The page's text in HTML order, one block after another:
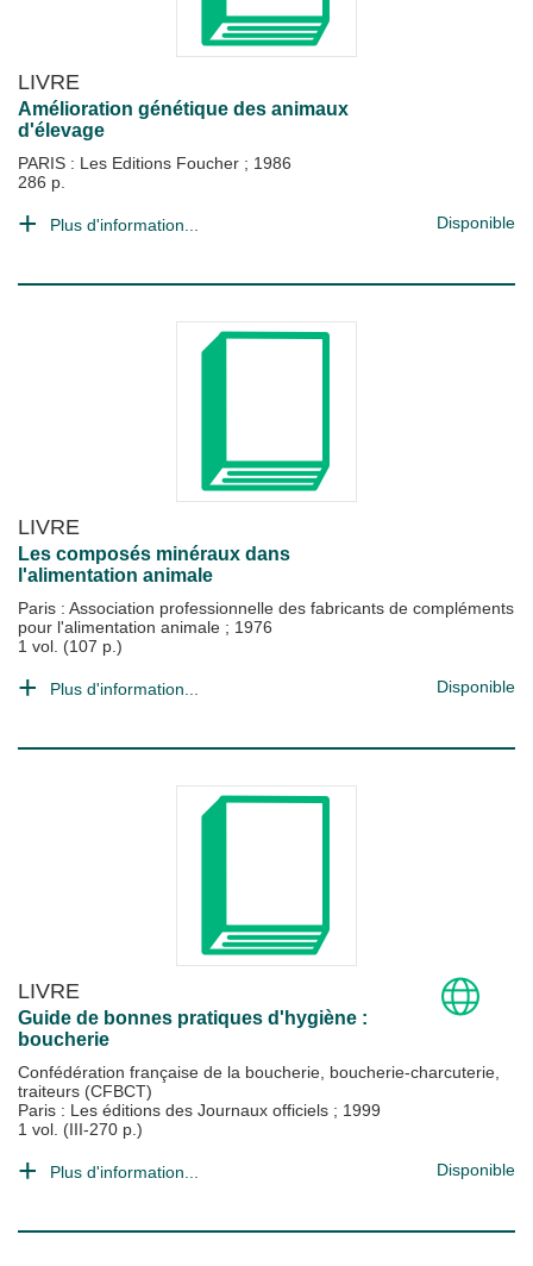
LIVRE
Amélioration génétique des animaux
d'élevage
PARIS : Les Editions Foucher ; 1986
286 p.
Plus d'information... Disponible
LIVRE
Les composés minéraux dans
l'alimentation animale
Paris : Association professionnelle des fabricants de compléments
pour l'alimentation animale ; 1976
1 vol. (107 p.)
Plus d'information... Disponible
LIVRE
Guide de bonnes pratiques d'hygiène :
boucherie
Confédération française de la boucherie, boucherie-charcuterie,
traiteurs (CFBCT)
Paris : Les éditions des Journaux officiels ; 1999
1 vol. (III-270 p.)
Plus d'information... Disponible